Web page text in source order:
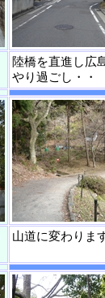
陸橋を直進し広
やり過ごし・・
山道に変わりま